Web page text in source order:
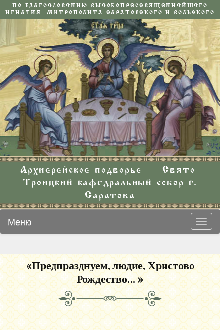
ПО БЛАГОСЛОВЕНИЮ ВЫСОКОПРЕОСВЯЩЕННЕЙШЕГО
ИГНАТИЯ, МИТРОПОЛИТА САРАТОВСКОГО И ВОЛЬСКОГО
Архиерейское подворье — Свято-
Троицкий кафедральный собор г.
Саратова
Меню
«Предпразднуем, людие, Христово
Рождество… »